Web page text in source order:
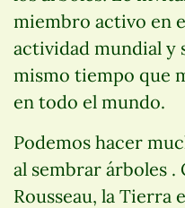
miembro activo en
actividad mundial y
mismo tiempo que
en todo el mundo.
Podemos hacer
al sembrar árboles .
Rousseau, la Tierra